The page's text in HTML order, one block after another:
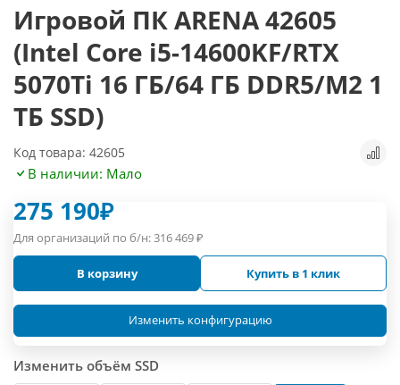
Игровой ПК ARENA 42605
(Intel Core i5-14600KF/RTX
5070Ti 16 ГБ/64 ГБ DDR5/M2 1
ТБ SSD)
Код товара: 42605
В наличии: Мало
275 190₽
Для организаций по б/н:316 469₽
В корзину Купить в 1 клик
Изменить конфигурацию
Изменить объём SSD